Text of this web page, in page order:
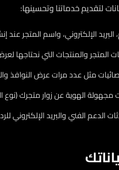
لتقديم خدماتنا وتحسينها:
البريد الإلكتروني، واسم المتجر عند
المتجر والمنتجات التي نحتاجها
مثل عدد مرات عرض النوافذ
الهوية عن زوار متجرك (نوع
الدعم الفني والبريد الإلكتروني